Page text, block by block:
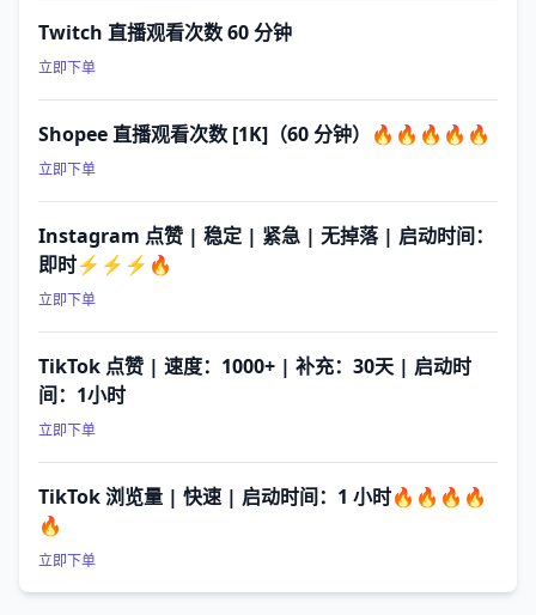
Twitch 直播观看次数 60 分钟
立即下单
Shopee 直播观看次数 [1K]（60 分钟）🔥🔥🔥🔥🔥
立即下单
Instagram 点赞 | 稳定 | 紧急 | 无掉落 | 启动时间：
即时⚡⚡⚡🔥
立即下单
TikTok 点赞 | 速度：1000+ | 补充：30天 | 启动时
间：1小时
立即下单
TikTok 浏览量 | 快速 | 启动时间：1 小时🔥🔥🔥🔥
🔥
立即下单